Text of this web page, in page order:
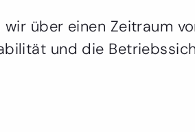
über einen Zeitraum
und die